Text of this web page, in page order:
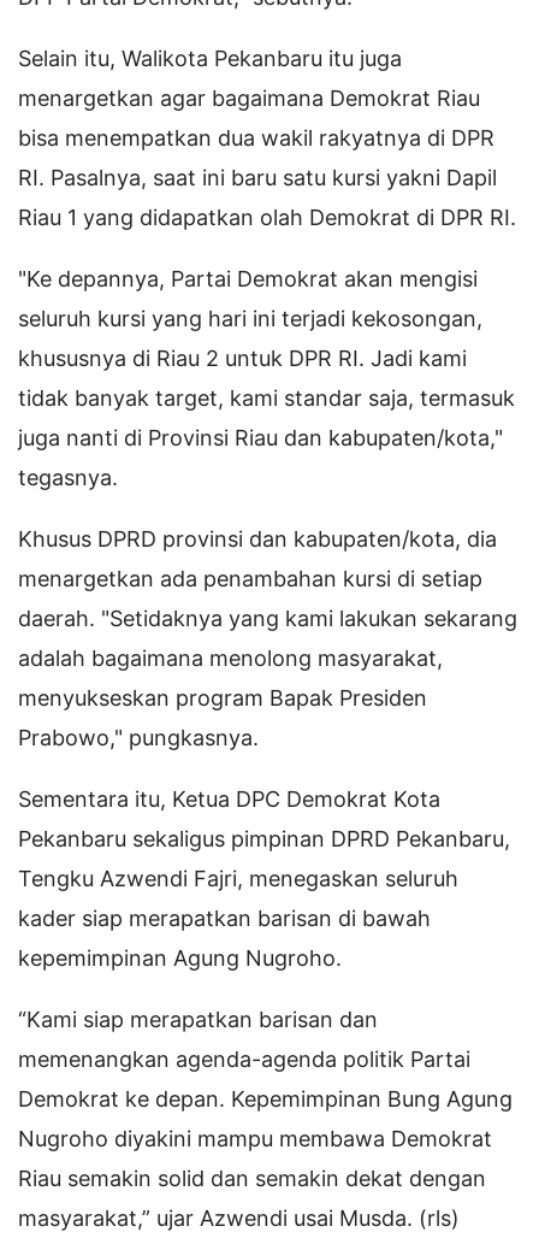
Selain itu, Walikota Pekanbaru itu juga
menargetkan agar bagaimana Demokrat Riau
bisa menempatkan dua wakil rakyatnya di DPR
RI. Pasalnya, saat ini baru satu kursi yakni Dapil
Riau 1 yang didapatkan olah Demokrat di DPR RI.
"Ke depannya, Partai Demokrat akan mengisi
seluruh kursi yang hari ini terjadi kekosongan,
khususnya di Riau 2 untuk DPR RI. Jadi kami
tidak banyak target, kami standar saja, termasuk
juga nanti di Provinsi Riau dan kabupaten/kota,"
tegasnya.
Khusus DPRD provinsi dan kabupaten/kota, dia
menargetkan ada penambahan kursi di setiap
daerah. "Setidaknya yang kami lakukan sekarang
adalah bagaimana menolong masyarakat,
menyukseskan program Bapak Presiden
Prabowo," pungkasnya.
Sementara itu, Ketua DPC Demokrat Kota
Pekanbaru sekaligus pimpinan DPRD Pekanbaru,
Tengku Azwendi Fajri, menegaskan seluruh
kader siap merapatkan barisan di bawah
kepemimpinan Agung Nugroho.
“Kami siap merapatkan barisan dan
memenangkan agenda-agenda politik Partai
Demokrat ke depan. Kepemimpinan Bung Agung
Nugroho diyakini mampu membawa Demokrat
Riau semakin solid dan semakin dekat dengan
masyarakat,” ujar Azwendi usai Musda. (rls)